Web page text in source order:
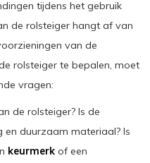
tijdens het gebruik
de rolsteiger hangt af van
van de
rolsteiger te bepalen, moet
vragen:
de rolsteiger? Is de
duurzaam materiaal? Is
keurmerk of een